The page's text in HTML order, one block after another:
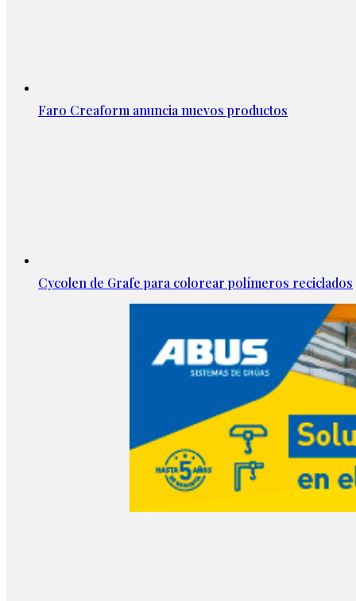
Faro Creaform anuncia nuevos productos
Cycolen de Grafe para colorear polímeros reciclados